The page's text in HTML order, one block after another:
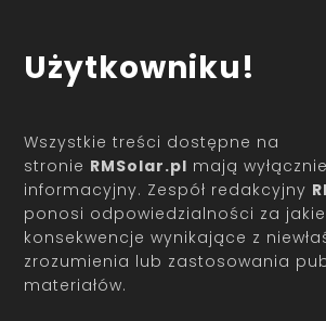
Użytkowniku!
Wszystkie treści dostępne na
stronie RMSolar.pl mają
informacyjny. Zespół redakcyjny
ponosi odpowiedzialności za
konsekwencje wynikające z
zrozumienia lub zastosowania
materiałów.